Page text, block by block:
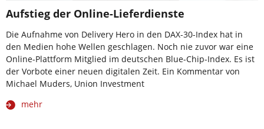
Aufstieg der Online-Lieferdienste
Die Aufnahme von Delivery Hero in den DAX-30-Index hat in
den Medien hohe Wellen geschlagen. Noch nie zuvor war eine
Online-Plattform Mitglied im deutschen Blue-Chip-Index. Es ist
der Vorbote einer neuen digitalen Zeit. Ein Kommentar von
Michael Muders, Union Investment
mehr